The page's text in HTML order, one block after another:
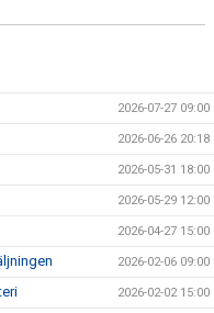
2026-07-27 09:00
2026-06-26 20:18
2026-05-31 18:00
2026-05-29 12:00
2026-04-27 15:00
2026-02-06 09:00
2026-02-02 15:00